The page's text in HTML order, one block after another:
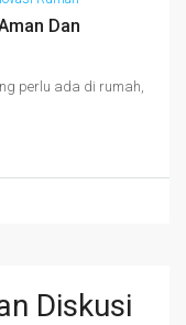
Dan
perlu ada di rumah,
Diskusi